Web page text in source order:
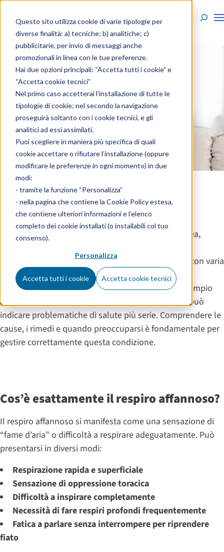
Questo sito utilizza cookie di varie tipologie per
diverse finalità: a) tecniche; b) analitiche; c)
pubblicitarie, per invio di messaggi anche
promozionali in linea con le tue preferenze.
Hai due opzioni principali: “Accetta tutti i cookie” e
“Accetta cookie tecnici”
Nel primo caso accetterai l’installazione di tutte le
tipologie di cookie; nel secondo la navigazione
proseguirà soltanto con i cookie tecnici, e gli
analitici ad essi assimilati.
Puoi scegliere in maniera più specifica di quali
cookie accettare o rifiutare l’installazione (oppure
modificare le preferenze in ogni momento) in due
modi:
- tramite la funzione “Personalizza”
- nella pagina che contiene la Cookie Policy estesa,
che contiene ulteriori informazioni e l’elenco
completo dei cookie installati (o installabili col tuo
consenso).
Personalizza
Accetta tutti i cookie Accetta cookie tecnici
»Enciclopedia Sintomi Il respiro affannoso
Il respiro affannoso
Sintomi
Il respiro affannoso, tecnicamente chiamato dispnea,
respiratoria che può manifestarsi in diversi modi e con varia
intensità. Si tratta di un sintomo comune che può
verificarsi occasionalmente in persone sane, ad esempio
durante uno sforzo fisico intenso, ma che talvolta può
indicare problematiche di salute più serie. Comprendere le
cause, i rimedi e quando preoccuparsi è fondamentale per
gestire correttamente questa condizione.
Cos’è esattamente il respiro affannoso?
Il respiro affannoso si manifesta come una sensazione di
“fame d’aria” o difficoltà a respirare adeguatamente. Può
presentarsi in diversi modi:
Respirazione rapida e superficiale
Sensazione di oppressione toracica
Difficoltà a inspirare completamente
Necessità di fare respiri profondi frequentemente
Fatica a parlare senza interrompere per riprendere
fiato